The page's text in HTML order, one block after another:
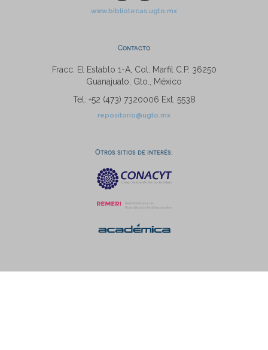
www.bibliotecas.ugto.mx
Contacto
Fracc. El Establo 1-A, Col. Marfil C.P. 36250
Guanajuato, Gto., México
Tel: +52 (473) 7320006 Ext. 5538
repositorio@ugto.mx
Otros sitios de interés: